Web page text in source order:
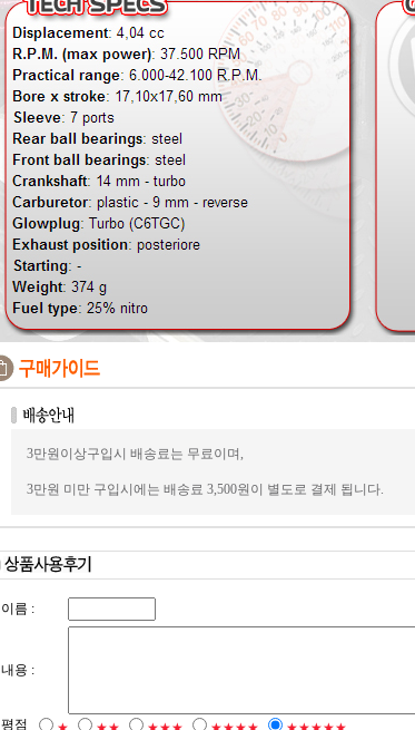
3만원이상구입시 배송료는 무료이며,
3만원 미만 구입시에는 배송료 3,500원이 별도로 결제 됩니다.
이름 :
내용 :
평점